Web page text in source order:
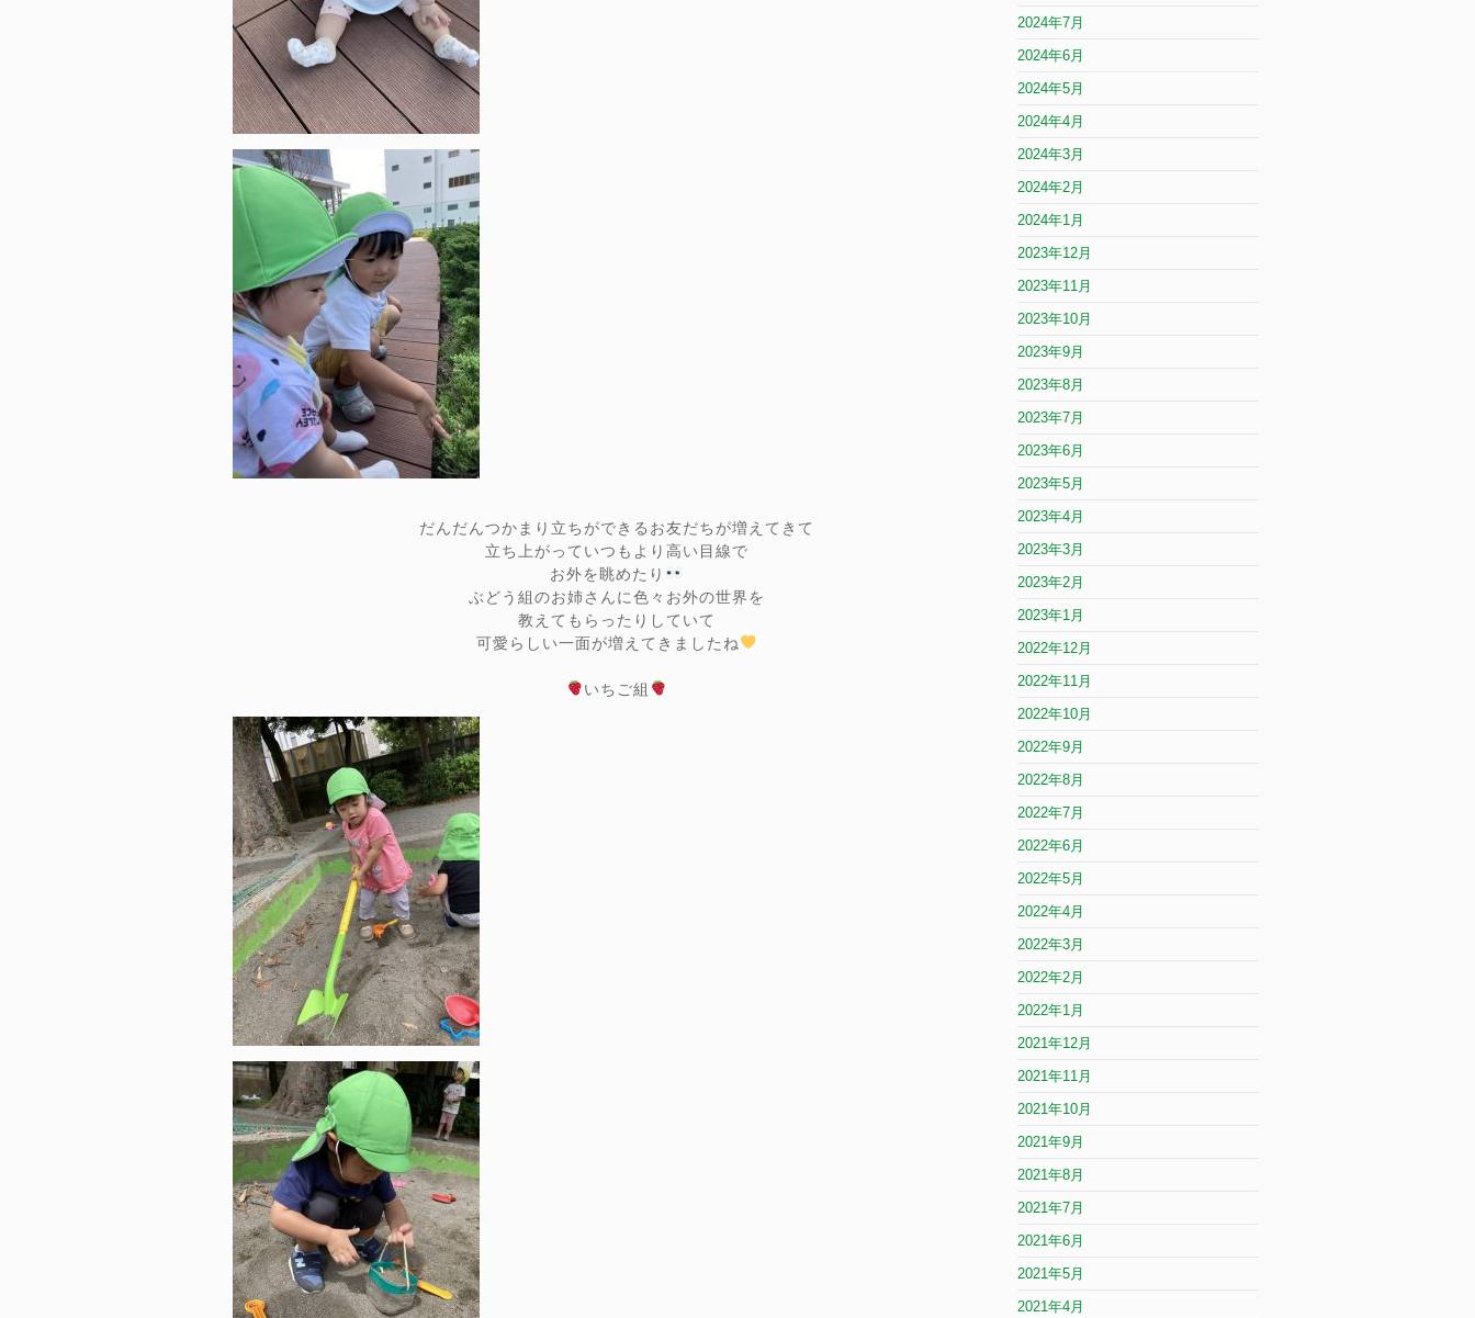
だんだんつかまり立ちができるお友だちが増えてきて
立ち上がっていつもより高い目線で
お外を眺めたり
ぶどう組のお姉さんに色々お外の世界を
教えてもらったりしていて
可愛らしい一面が増えてきましたね
いちご組
2024年7月
2024年6月
2024年5月
2024年4月
2024年3月
2024年2月
2024年1月
2023年12月
2023年11月
2023年10月
2023年9月
2023年8月
2023年7月
2023年6月
2023年5月
2023年4月
2023年3月
2023年2月
2023年1月
2022年12月
2022年11月
2022年10月
2022年9月
2022年8月
2022年7月
2022年6月
2022年5月
2022年4月
2022年3月
2022年2月
2022年1月
2021年12月
2021年11月
2021年10月
2021年9月
2021年8月
2021年7月
2021年6月
2021年5月
2021年4月